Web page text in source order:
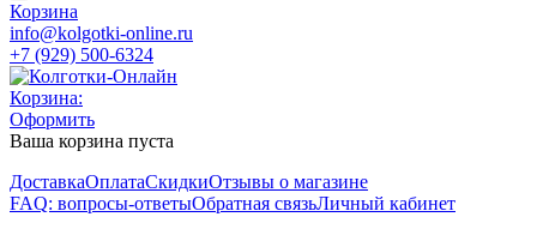
Корзина
info@kolgotki-online.ru
+7 (929) 500-6324
Корзина:
Оформить
Ваша корзина пуста
ДоставкаОплатаСкидкиОтзывы о магазине
FAQ: вопросы-ответыОбратная связьЛичный кабинет